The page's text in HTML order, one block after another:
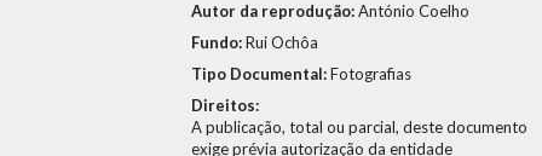
Autor da reprodução:António Coelho
Fundo:Rui Ochôa
Tipo Documental:Fotografias
Direitos:
A publicação, total ou parcial, deste documento
exige prévia autorização da entidade